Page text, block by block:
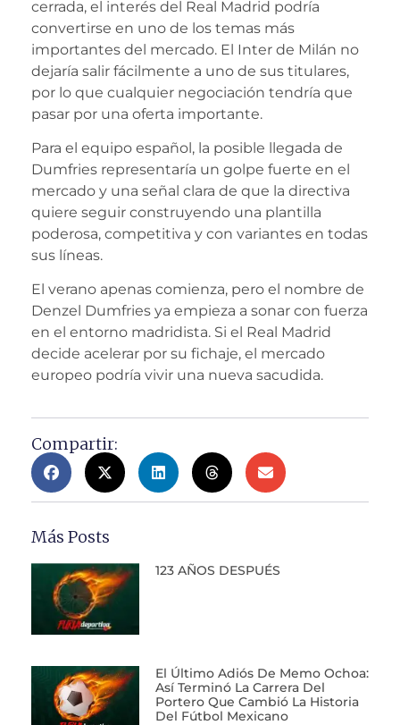
cerrada, el interés del Real Madrid podría
convertirse en uno de los temas más
importantes del mercado. El Inter de Milán no
dejaría salir fácilmente a uno de sus titulares,
por lo que cualquier negociación tendría que
pasar por una oferta importante.
Para el equipo español, la posible llegada de
Dumfries representaría un golpe fuerte en el
mercado y una señal clara de que la directiva
quiere seguir construyendo una plantilla
poderosa, competitiva y con variantes en todas
sus líneas.
El verano apenas comienza, pero el nombre de
Denzel Dumfries ya empieza a sonar con fuerza
en el entorno madridista. Si el Real Madrid
decide acelerar por su fichaje, el mercado
europeo podría vivir una nueva sacudida.
Compartir:
Más Posts
123 AÑOS DESPUÉS
El Último Adiós De Memo Ochoa:
Así Terminó La Carrera Del
Portero Que Cambió La Historia
Del Fútbol Mexicano